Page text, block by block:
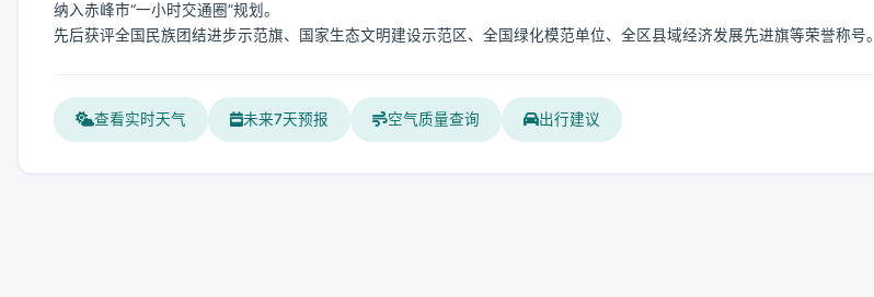
纳入赤峰市“一小时交通圈”规划。
先后获评全国民族团结进步示范旗、国家生态文明建设示范区、全国绿化模范单位、全区县域经济发展先进旗等荣誉称号。
查看实时天气 未来7天预报 空气质量查询 出行建议